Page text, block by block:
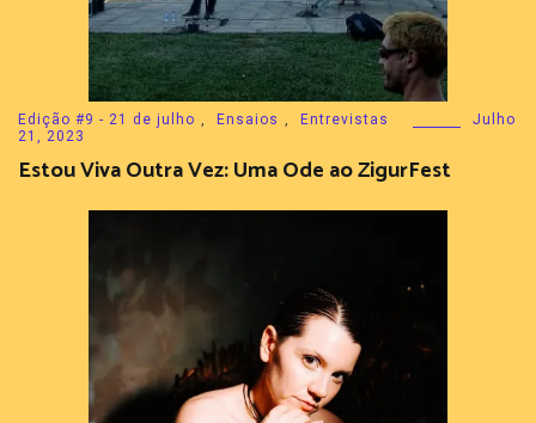
Edição #9 - 21 de julho , Ensaios , Entrevistas
Julho
21, 2023
Estou Viva Outra Vez: Uma Ode ao ZigurFest